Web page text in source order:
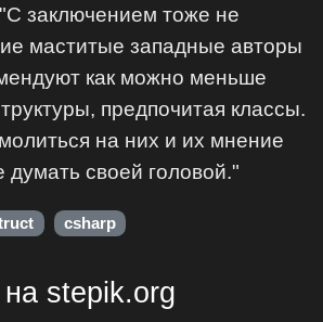
"С заключением тоже не
маститые западные авторы
как можно меньше
предпочитая классы.
на них и их мнение
думать своей головой."
csharp
stepik.org